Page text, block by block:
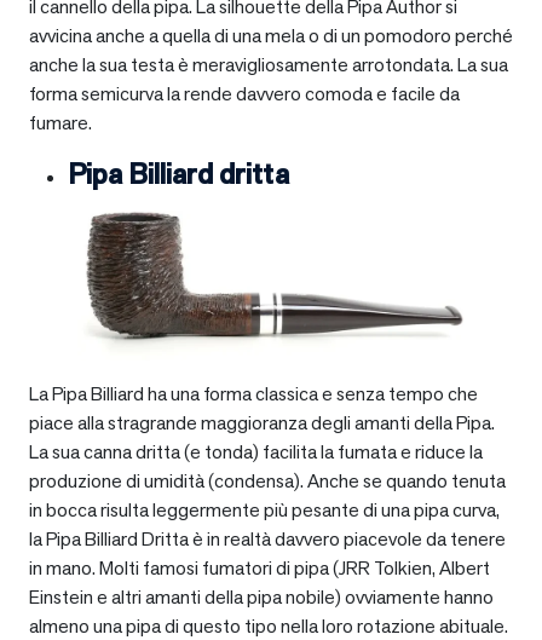
il cannello della pipa. La silhouette della Pipa Author si
avvicina anche a quella di una mela o di un pomodoro perché
anche la sua testa è meravigliosamente arrotondata. La sua
forma semicurva la rende davvero comoda e facile da
fumare.
Pipa Billiard dritta
La Pipa Billiard ha una forma classica e senza tempo che
piace alla stragrande maggioranza degli amanti della Pipa.
La sua canna dritta (e tonda) facilita la fumata e riduce la
produzione di umidità (condensa). Anche se quando tenuta
in bocca risulta leggermente più pesante di una pipa curva,
la Pipa Billiard Dritta è in realtà davvero piacevole da tenere
in mano. Molti famosi fumatori di pipa (JRR Tolkien, Albert
Einstein e altri amanti della pipa nobile) ovviamente hanno
almeno una pipa di questo tipo nella loro rotazione abituale.